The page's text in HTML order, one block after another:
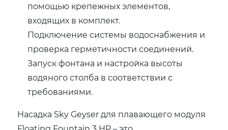
помощью крепежных элементов,
входящих в комплект.
Подключение системы водоснабжения и
проверка герметичности соединений.
Запуск фонтана и настройка высоты
водяного столба в соответствии с
требованиями.
Насадка Sky Geyser для плавающего модуля